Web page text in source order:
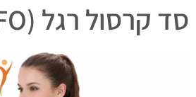
סד קרסול רגל (AFO) – תמיכה וייצוב להליכה